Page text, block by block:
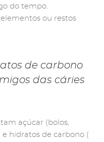
do tempo.
ou restos
de carbono
das cáries
açúcar (bolos,
e hidratos de carbono (